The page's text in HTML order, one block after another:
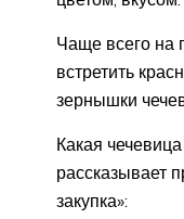
Чаще всего на
встретить
зернышки
Какая
рассказывает
закупка»: